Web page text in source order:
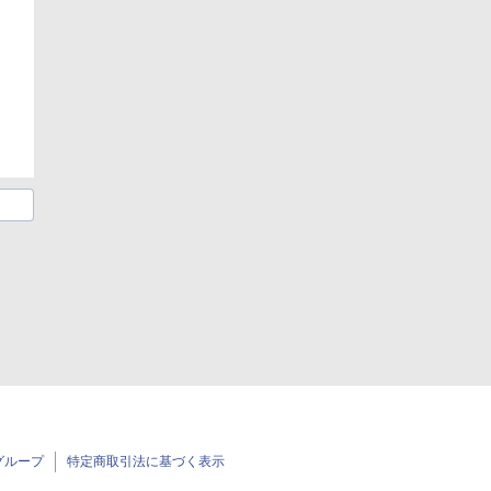
ループ 特定商取引法に基づく表示